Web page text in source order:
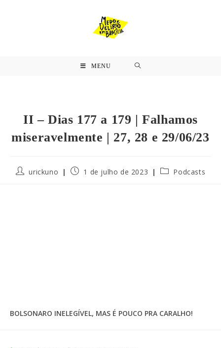
MENU
II – Dias 177 a 179 | Falhamos
miseravelmente | 27, 28 e 29/06/23
urickuno 1 de julho de 2023 Podcasts
BOLSONARO INELEGÍVEL, MAS É POUCO PRA CARALHO!